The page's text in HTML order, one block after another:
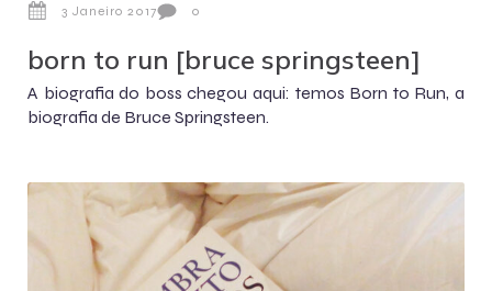
3 Janeiro 2017 0
born to run [bruce springsteen]
A biografia do boss chegou aqui: temos Born to Run, a
biografia de Bruce Springsteen.